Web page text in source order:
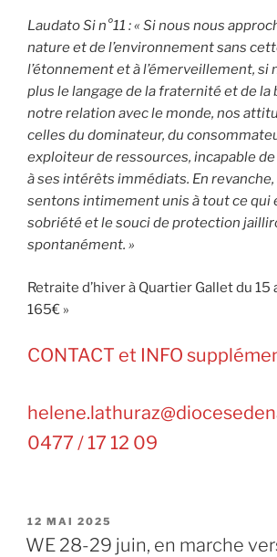
Laudato Si n°11 : « Si nous nous
nature et de l’environnement sans
l’étonnement et à l’émerveillement, si
plus le langage de la fraternité et de la
notre relation avec le monde, nos
celles du dominateur, du
exploiteur de ressources, incapable
à ses intérêts immédiats. En revanche,
sentons intimement unis à tout ce qui
sobriété et le souci de protection
spontanément. »
Retraite d’hiver à Quartier Gallet du 15
165€ »
CONTACT et INFO
0477 / 17 12 09
PUBLIÉ
LE
12 MAI 2025
WE 28-29 juin, en marche